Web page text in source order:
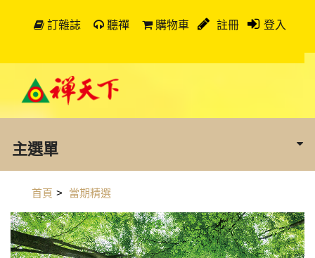
訂雜誌 聽禪 購物車 註冊 登入
主選單
首頁 > 當期精選